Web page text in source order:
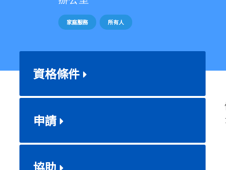
家庭服務 所有人
資格條件
申請